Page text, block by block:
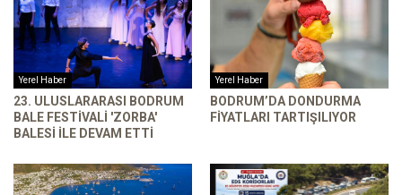
Yerel Haber
23. ULUSLARARASI BODRUM
BALE FESTIVALI 'ZORBA'
BALESI ILE DEVAM ETTI
Yerel Haber
BODRUM’DA DONDURMA
FIYATLARI TARTIŞILIYOR